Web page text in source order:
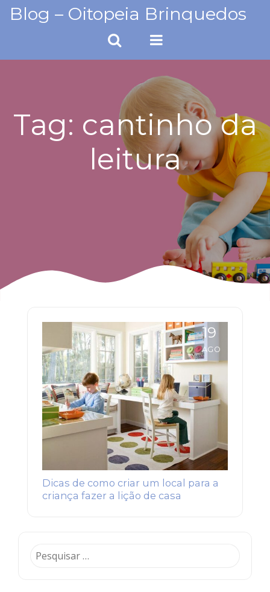
SkipBlog – Oitopeia Brinquedos
Tag: cantinho da
leitura
19
AGO
Dicas de como criar um local para a
criança fazer a lição de casa
Pesquisar